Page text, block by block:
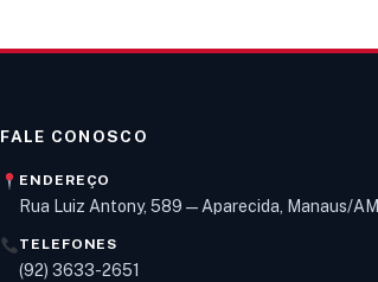
FALE CONOSCO
ENDEREÇO
Rua Luiz Antony, 589 — Aparecida, Manaus/AM
TELEFONES
(92) 3633-2651